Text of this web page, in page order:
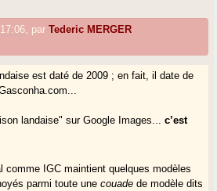
parTederic MERGER
est daté de 2009 ; en fait, il date de
landaise" sur Google Images...c’est
comme IGC maintient quelques modèles
parmi toute unecouade de modèle dits